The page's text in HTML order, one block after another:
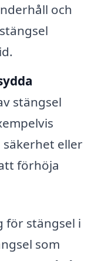
och
stängsel
eller
förhöja
för stängsel i
som